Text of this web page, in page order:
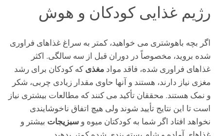
رژیم غذایی کودکان و هوش
اگر بچه باهوشتری می خواهید، کمتر به سراغ غذاهای فراوری
شده بروید، مخصوصاً در دوران قبل از سه سالگی. اکثر
غذاهای فراوری شده، فاقد مواد مغذی که کودکان برای رشد
مغزی نیاز دارند، هستند و آنها حاوی مقدار زیادی چربی، شکر
و نمک هستند. محققان تأکید می کنند که مطالعات بیشتری نیاز
است تا این نتایج تأیید شوند ولی هیچ اتفاق ناخوشایندی
نخواهد افتاد اگر شما به کودکتان میوه و سبزیجات بیشتر و